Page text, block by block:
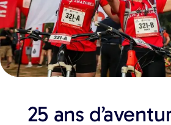
25 ans